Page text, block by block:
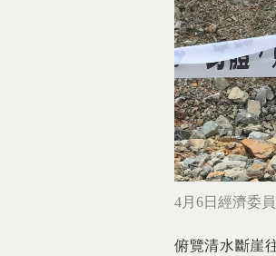
4月6日經濟委
俯覽清水斷崖